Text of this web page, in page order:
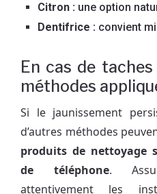
Citron : une option
Dentifrice : convient
En cas de
méthodes
Si le jaunissement
d’autres méthodes
produits de nettoyage
de téléphone.
attentivement les